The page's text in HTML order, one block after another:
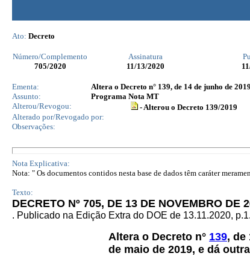
Ato: Decreto
Número/Complemento Assinatura
705/2020 11/13/2020
Ementa:
Altera o Decreto n° 139, de 14 de junho de
Assunto:
Programa Nota MT
Alterou/Revogou:
- Alterou o Decreto 139/2019
Alterado por/Revogado por:
Observações:
Nota Explicativa:
Nota: " Os documentos contidos nesta base de dados têm caráter
Texto:
DECRETO Nº 705, DE 13 DE NOVEMBRO DE
. Publicado na Edição Extra do DOE de 13.11.2020, p.1.
Altera o Decreto n° 139, de
de maio de 2019, e dá